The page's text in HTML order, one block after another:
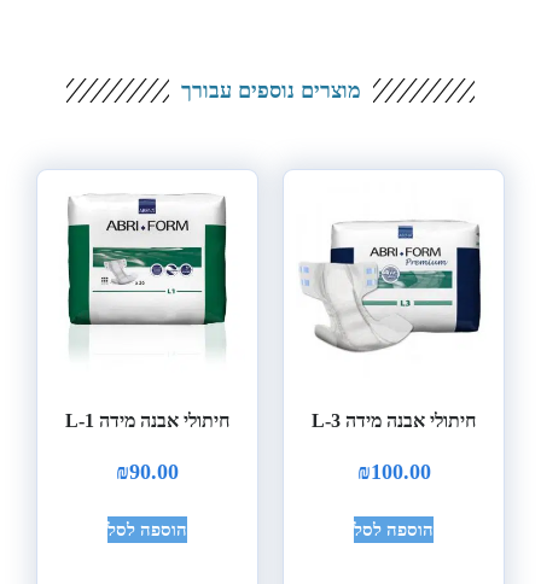
מוצרים נוספים עבורך
חיתולי אבנה מידה L-3
₪100.00
הוספה לסל
חיתולי אבנה מידה L-1
₪90.00
הוספה לסל